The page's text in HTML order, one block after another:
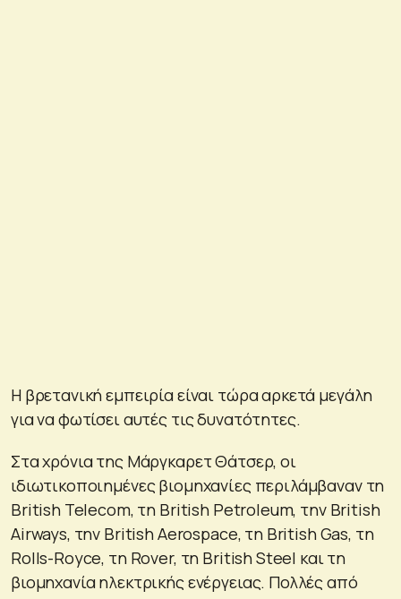
Η βρετανική εμπειρία είναι τώρα αρκετά μεγάλη
για να φωτίσει αυτές τις δυνατότητες.
Στα χρόνια της Μάργκαρετ Θάτσερ, οι
ιδιωτικοποιημένες βιομηχανίες περιλάμβαναν τη
British Telecom, τη British Petroleum, την British
Airways, την British Aerospace, τη British Gas, τη
Rolls-Royce, τη Rover, τη British Steel και τη
βιομηχανία ηλεκτρικής ενέργειας. Πολλές από